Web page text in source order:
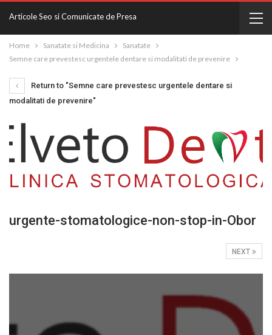
Articole Seo si Comunicate de Presa
Home Sanatate si Medicina
Sanatate
Semne care prevestesc urgentele dentare si modalitati de prevenire
Return to "Semne care prevestesc urgentele dentare si
modalitati de prevenire"
urgente-stomatologice-non-stop-in-Obor
NEXT